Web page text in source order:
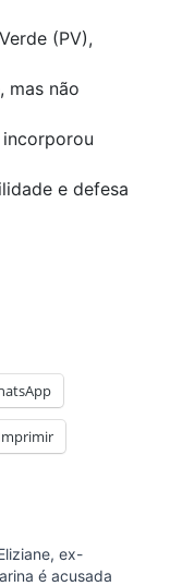
(PV),
mas não
incorporou
e defesa
ex-
é acusada